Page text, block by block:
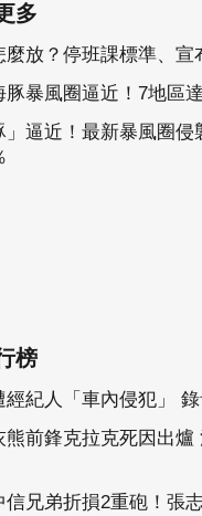
多
麼放？停班課標準、宣
豚暴風圈逼近！7地區
」逼近！最新暴風圈
榜
經紀人「車內侵犯」
熊前鋒克拉克死因出爐
信兄弟折損2重砲！張